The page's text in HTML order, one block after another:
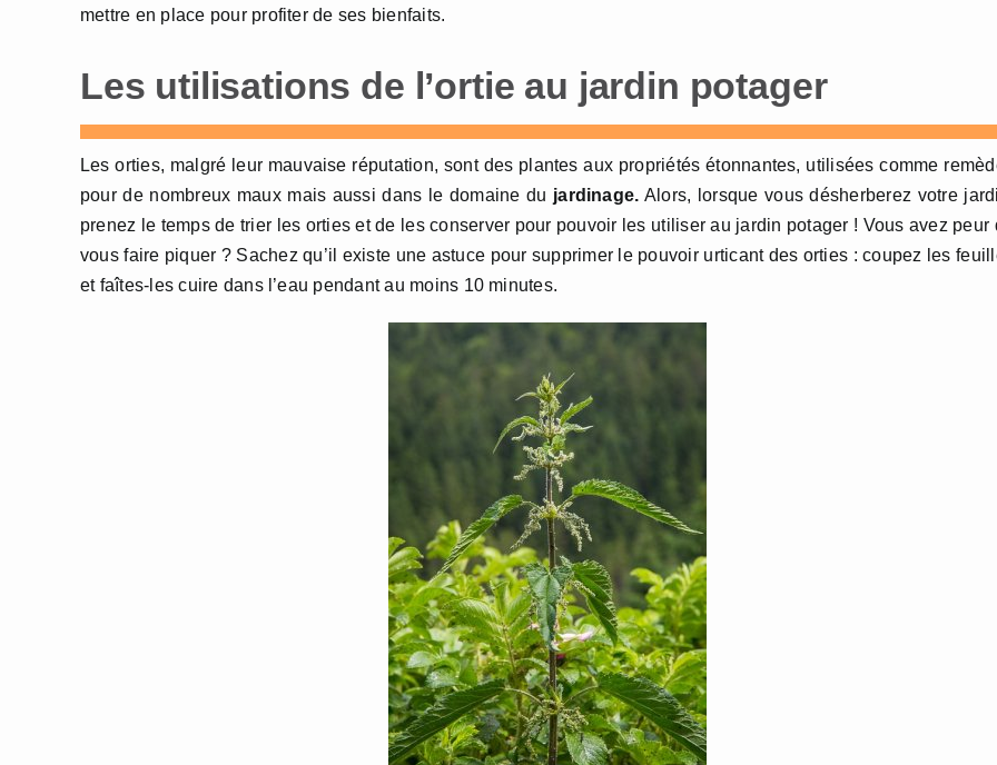
mettre en place pour profiter de ses bienfaits.
Les utilisations de l’ortie au jardin potager
Les orties, malgré leur mauvaise réputation, sont des plantes aux propriétés étonnantes, utilisées comme
pour de nombreux maux mais aussi dans le domaine du jardinage. Alors, lorsque vous désherberez votre
prenez le temps de trier les orties et de les conserver pour pouvoir les utiliser au jardin potager ! Vous avez peur
vous faire piquer ? Sachez qu’il existe une astuce pour supprimer le pouvoir urticant des orties : coupez les
et faîtes-les cuire dans l’eau pendant au moins 10 minutes.